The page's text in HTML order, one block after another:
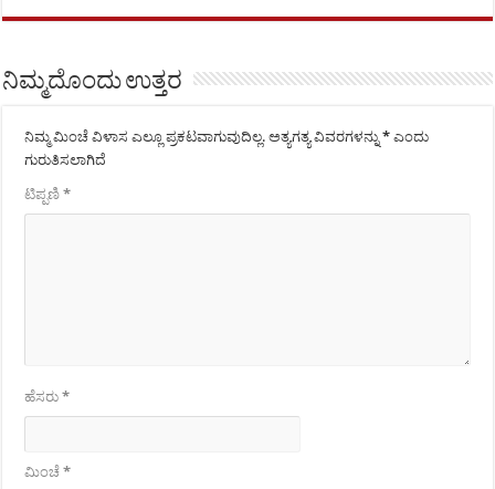
ನಿಮ್ಮದೊಂದು ಉತ್ತರ
ನಿಮ್ಮ ಮಿಂಚೆ ವಿಳಾಸ ಎಲ್ಲೂ ಪ್ರಕಟವಾಗುವುದಿಲ್ಲ. ಅತ್ಯಗತ್ಯ ವಿವರಗಳನ್ನು* ಎಂದು
ಗುರುತಿಸಲಾಗಿದೆ
ಟಿಪ್ಪಣಿ*
ಹೆಸರು*
ಮಿಂಚೆ*